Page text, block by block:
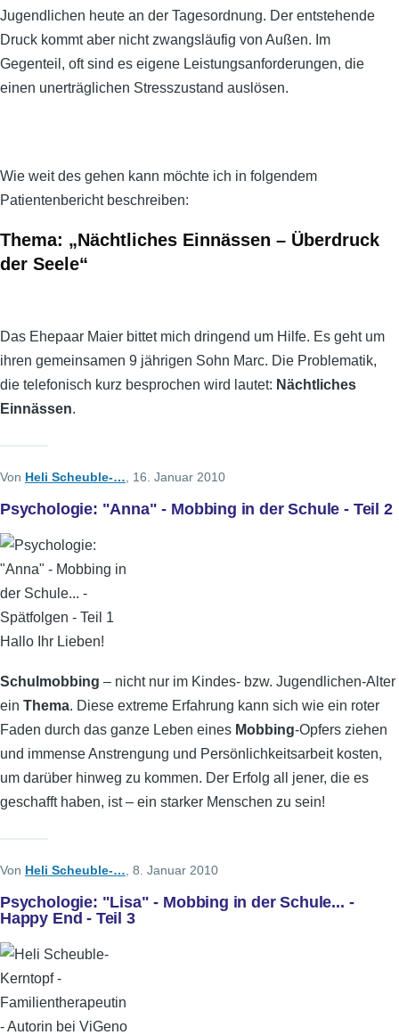
Jugendlichen heute an der Tagesordnung. Der entstehende
Druck kommt aber nicht zwangsläufig von Außen. Im
Gegenteil, oft sind es eigene Leistungsanforderungen, die
einen unerträglichen Stresszustand auslösen.
Wie weit des gehen kann möchte ich in folgendem
Patientenbericht beschreiben:
Thema: „Nächtliches Einnässen – Überdruck
der Seele“
Das Ehepaar Maier bittet mich dringend um Hilfe. Es geht um
ihren gemeinsamen 9 jährigen Sohn Marc. Die Problematik,
die telefonisch kurz besprochen wird lautet: Nächtliches
Einnässen.
Von Heli Scheuble-… , 16. Januar 2010
Psychologie: "Anna" - Mobbing in der Schule - Teil 2
Hallo Ihr Lieben!
Schulmobbing – nicht nur im Kindes- bzw. Jugendlichen-Alter
ein Thema. Diese extreme Erfahrung kann sich wie ein roter
Faden durch das ganze Leben eines Mobbing-Opfers ziehen
und immense Anstrengung und Persönlichkeitsarbeit kosten,
um darüber hinweg zu kommen. Der Erfolg all jener, die es
geschafft haben, ist – ein starker Menschen zu sein!
Von Heli Scheuble-… , 8. Januar 2010
Psychologie: "Lisa" - Mobbing in der Schule... -
Happy End - Teil 3